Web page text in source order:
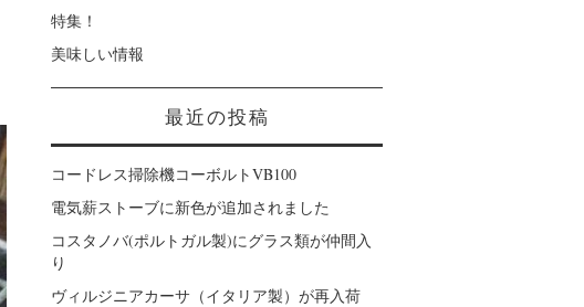
特集！
美味しい情報
最近の投稿
コードレス掃除機コーボルトVB100
電気薪ストーブに新色が追加されました
コスタノバ(ポルトガル製)にグラス類が仲間入
り
ヴィルジニアカーサ（イタリア製）が再入荷